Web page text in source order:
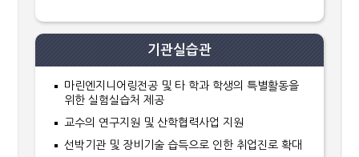
기관실습관
마린엔지니어링전공 및 타 학과 학생의 특별활동을
위한 실험실습처 제공
교수의 연구지원 및 산학협력사업 지원
선박기관 및 장비기술 습득으로 인한 취업진로 확대